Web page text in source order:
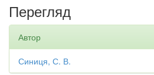
Перегляд
Автор
Синиця, С. В.